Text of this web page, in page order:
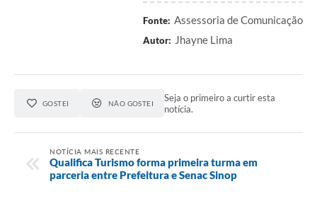
Fonte: Assessoria de Comunicação
Autor: Jhayne Lima
GOSTEI NÃO GOSTEI
Seja o primeiro a curtir esta
notícia.
NOTÍCIA MAIS RECENTE
Qualifica Turismo forma primeira turma em
parceria entre Prefeitura e Senac Sinop